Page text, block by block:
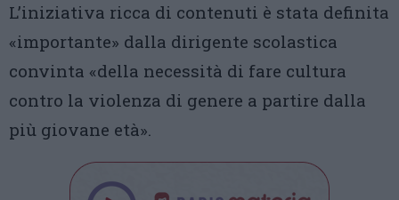
L’iniziativa ricca di contenuti è stata definita
«importante» dalla dirigente scolastica
convinta «della necessità di fare cultura
contro la violenza di genere a partire dalla
più giovane età».